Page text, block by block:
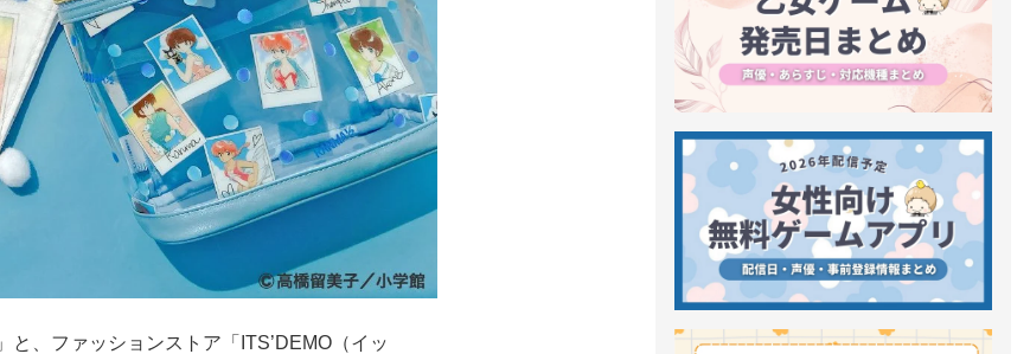
」と、ファッションストア「ITS’DEMO（イッ